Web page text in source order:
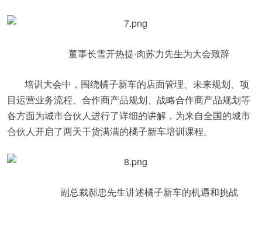
董事长雪开热提·肉苏力先生为大会致辞
培训大会中，围绕橘子新车的店面管理、未来规划、项
目运营业务流程、合作商产品规划、战略合作商产品规划等
各方面为城市合伙人进行了详细的讲解，为来自全国的城市
合伙人开启了两天干货满满的橘子新车培训课程。
副总裁郝忠先生讲述橘子新车的机遇和挑战